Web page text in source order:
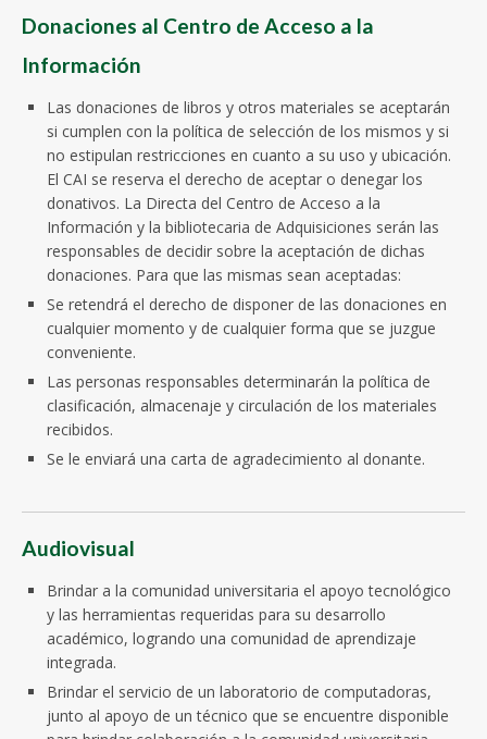
Donaciones al Centro de Acceso a la
Información
Las donaciones de libros y otros materiales se aceptarán
si cumplen con la política de selección de los mismos y si
no estipulan restricciones en cuanto a su uso y ubicación.
El CAI se reserva el derecho de aceptar o denegar los
donativos. La Directa del Centro de Acceso a la
Información y la bibliotecaria de Adquisiciones serán las
responsables de decidir sobre la aceptación de dichas
donaciones. Para que las mismas sean aceptadas:
Se retendrá el derecho de disponer de las donaciones en
cualquier momento y de cualquier forma que se juzgue
conveniente.
Las personas responsables determinarán la política de
clasificación, almacenaje y circulación de los materiales
recibidos.
Se le enviará una carta de agradecimiento al donante.
Audiovisual
Brindar a la comunidad universitaria el apoyo tecnológico
y las herramientas requeridas para su desarrollo
académico, logrando una comunidad de aprendizaje
integrada.
Brindar el servicio de un laboratorio de computadoras,
junto al apoyo de un técnico que se encuentre disponible